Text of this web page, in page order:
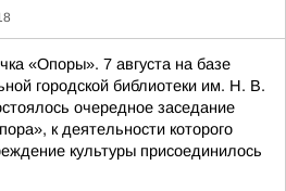
«Опоры». 7 августа на базе
городской библиотеки им. Н. В.
очередное заседание
к деятельности которого
культуры присоединилось